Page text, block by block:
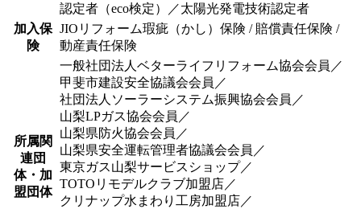
認定者（eco検定）／太陽光発電技術認定者
加入保
険
JIOリフォーム瑕疵（かし）保険 / 賠償責任保険 /
動産責任保険
所属関
連団
体・加
盟団体
一般社団法人ベターライフリフォーム協会会員／
甲斐市建設安全協議会会員／
社団法人ソーラーシステム振興協会会員／
山梨LPガス協会会員／
山梨県防火協会会員／
山梨県安全運転管理者協議会会員／
東京ガス山梨サービスショップ／
TOTOリモデルクラブ加盟店／
クリナップ水まわり工房加盟店／